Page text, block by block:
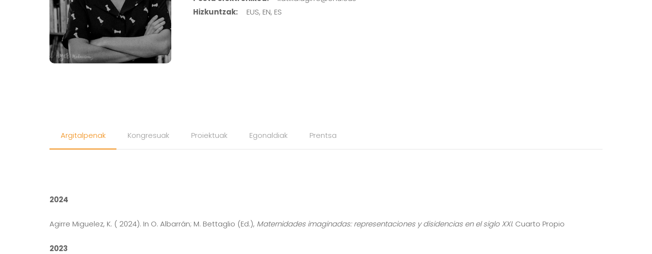
Hizkuntzak:
EUS, EN, ES
Argitalpenak Kongresuak Proiektuak Egonaldiak Prentsa
2024
Agirre Miguelez, K. ( 2024). In O. Albarrán; M. Bettaglio (Ed.), Maternidades imaginadas: representaciones y disidencias en el siglo XXI. Cuarto Propio
2023